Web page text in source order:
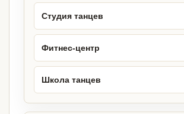
Студия танцев
Фитнес-центр
Школа танцев